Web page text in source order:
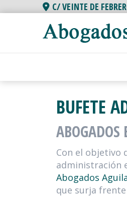
C/ VEINTE DE
BUFETE
Con el objetivo
administración
Abogados
que surja